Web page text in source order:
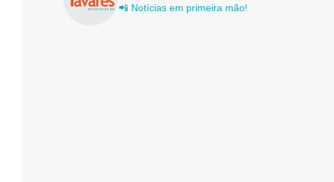
📲 Notícias em primeira mão!